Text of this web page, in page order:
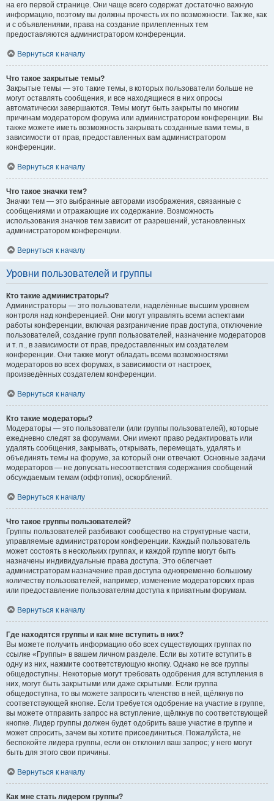
на его первой странице. Они чаще всего содержат достаточно важную
информацию, поэтому вы должны прочесть их по возможности. Так же, как
и с объявлениями, права на создание прилепленных тем
предоставляются администратором конференции.
Вернуться к началу
Что такое закрытые темы?
Закрытые темы — это такие темы, в которых пользователи больше не
могут оставлять сообщения, и все находящиеся в них опросы
автоматически завершаются. Темы могут быть закрыты по многим
причинам модератором форума или администратором конференции. Вы
также можете иметь возможность закрывать созданные вами темы, в
зависимости от прав, предоставленных вам администратором
конференции.
Вернуться к началу
Что такое значки тем?
Значки тем — это выбранные авторами изображения, связанные с
сообщениями и отражающие их содержание. Возможность
использования значков тем зависит от разрешений, установленных
администратором конференции.
Вернуться к началу
Уровни пользователей и группы
Кто такие администраторы?
Администраторы — это пользователи, наделённые высшим уровнем
контроля над конференцией. Они могут управлять всеми аспектами
работы конференции, включая разграничение прав доступа, отключение
пользователей, создание групп пользователей, назначение модераторов
и т. п., в зависимости от прав, предоставленных им создателем
конференции. Они также могут обладать всеми возможностями
модераторов во всех форумах, в зависимости от настроек,
произведённых создателем конференции.
Вернуться к началу
Кто такие модераторы?
Модераторы — это пользователи (или группы пользователей), которые
ежедневно следят за форумами. Они имеют право редактировать или
удалять сообщения, закрывать, открывать, перемещать, удалять и
объединять темы на форуме, за который они отвечают. Основные задачи
модераторов — не допускать несоответствия содержания сообщений
обсуждаемым темам (оффтопик), оскорблений.
Вернуться к началу
Что такое группы пользователей?
Группы пользователей разбивают сообщество на структурные части,
управляемые администратором конференции. Каждый пользователь
может состоять в нескольких группах, и каждой группе могут быть
назначены индивидуальные права доступа. Это облегчает
администраторам назначение прав доступа одновременно большому
количеству пользователей, например, изменение модераторских прав
или предоставление пользователям доступа к приватным форумам.
Вернуться к началу
Где находятся группы и как мне вступить в них?
Вы можете получить информацию обо всех существующих группах по
ссылке «Группы» в вашем личном разделе. Если вы хотите вступить в
одну из них, нажмите соответствующую кнопку. Однако не все группы
общедоступны. Некоторые могут требовать одобрения для вступления в
них, могут быть закрытыми или даже скрытыми. Если группа
общедоступна, то вы можете запросить членство в ней, щёлкнув по
соответствующей кнопке. Если требуется одобрение на участие в группе,
вы можете отправить запрос на вступление, щёлкнув по соответствующей
кнопке. Лидер группы должен будет одобрить ваше участие в группе и
может спросить, зачем вы хотите присоединиться. Пожалуйста, не
беспокойте лидера группы, если он отклонил ваш запрос; у него могут
быть для этого свои причины.
Вернуться к началу
Как мне стать лидером группы?